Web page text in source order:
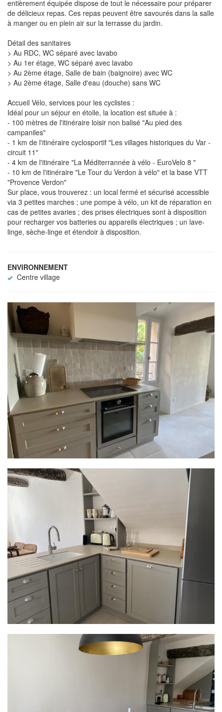
entièrement équipée dispose de tout le nécessaire pour préparer
de délicieux repas. Ces repas peuvent être savourés dans la salle
à manger ou en plein air sur la terrasse du jardin.
Détail des sanitaires
> Au RDC, WC séparé avec lavabo
> Au 1er étage, WC séparé avec lavabo
> Au 2ème étage, Salle de bain (baignoire) avec WC
> Au 2ème étage, Salle d'eau (douche) sans WC
Accueil Vélo, services pour les cyclistes :
Idéal pour un séjour en étoile, la location est située à :
- 100 mètres de l'itinéraire loisir non balisé "Au pied des
campaniles"
- 1 km de l'itinéraire cyclosportif "Les villages historiques du Var -
circuit 11"
- 4 km de l'itinéraire "La Méditerrannée à vélo - EuroVelo 8 "
- 10 km de l'itinéraire "Le Tour du Verdon à vélo" et la base VTT
"Provence Verdon"
Sur place, vous trouverez : un local fermé et sécurisé accessible
via 3 petites marches ; une pompe à vélo, un kit de réparation en
cas de petites avaries ; des prises électriques sont à disposition
pour recharger vos batteries ou appareils électriques ; un lave-
linge, sèche-linge et étendoir à disposition.
ENVIRONNEMENT
Centre village